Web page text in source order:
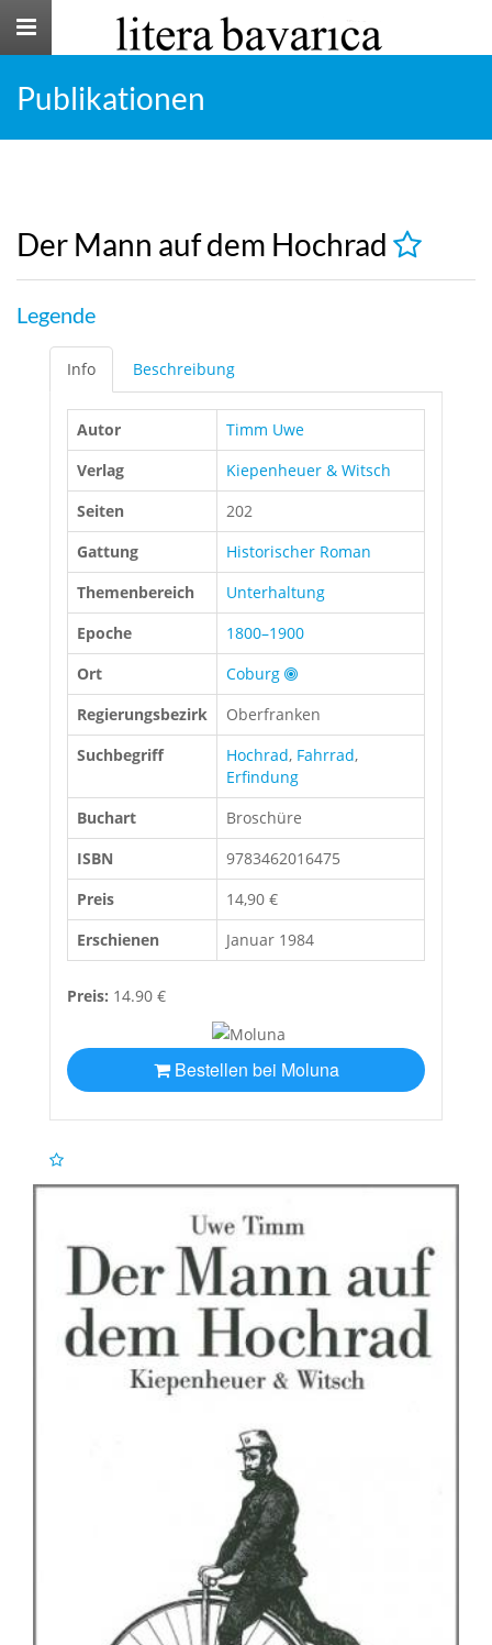
Toggle
Publikationen
Der Mann auf dem Hochrad
Legende
Info Beschreibung
Autor
Timm Uwe
Verlag
Kiepenheuer & Witsch
Seiten
202
Gattung
Historischer Roman
Themenbereich
Unterhaltung
Epoche
1800–1900
Ort
Coburg
Regierungsbezirk
Oberfranken
Suchbegriff
Hochrad, Fahrrad,
Erfindung
Buchart
Broschüre
ISBN
9783462016475
Preis
14,90 €
Erschienen
Januar 1984
Preis: 14.90 €
Bestellen bei Moluna